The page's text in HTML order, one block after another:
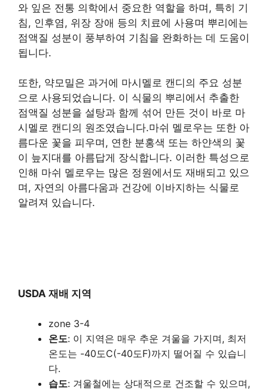
와 잎은 전통 의학에서 중요한 역할을 하며, 특히 기
침, 인후염, 위장 장애 등의 치료에 사용며 뿌리에는
점액질 성분이 풍부하여 기침을 완화하는 데 도움이
됩니다.
또한, 약모밀은 과거에 마시멜로 캔디의 주요 성분
으로 사용되었습니다. 이 식물의 뿌리에서 추출한
점액질 성분을 설탕과 함께 섞어 만든 것이 바로 마
시멜로 캔디의 원조였습니다.마쉬 멜로우는 또한 아
름다운 꽃을 피우며, 연한 분홍색 또는 하얀색의 꽃
이 늪지대를 아름답게 장식합니다. 이러한 특성으로
인해 마쉬 멜로우는 많은 정원에서도 재배되고 있으
며, 자연의 아름다움과 건강에 이바지하는 식물로
알려져 있습니다.
USDA 재배 지역
zone 3-4
온도: 이 지역은 매우 추운 겨울을 가지며, 최저
온도는 -40도C(-40도F)까지 떨어질 수 있습니
다.
습도: 겨울철에는 상대적으로 건조할 수 있으며,